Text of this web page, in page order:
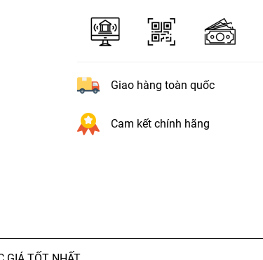
Giao hàng toàn quốc
Cam kết chính hãng